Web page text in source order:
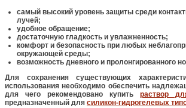
самый высокий уровень защиты среди
лучей;
удобное обращение;
достаточную гладкость и увлажненность;
комфорт и безопасность при любых
окружающей среды;
возможность дневного и пролонгированного
Для сохранения существующих
использования необходимо обеспечить
для чего рекомендовано купить раствор
предназначенный для силикон-гидрогелевых